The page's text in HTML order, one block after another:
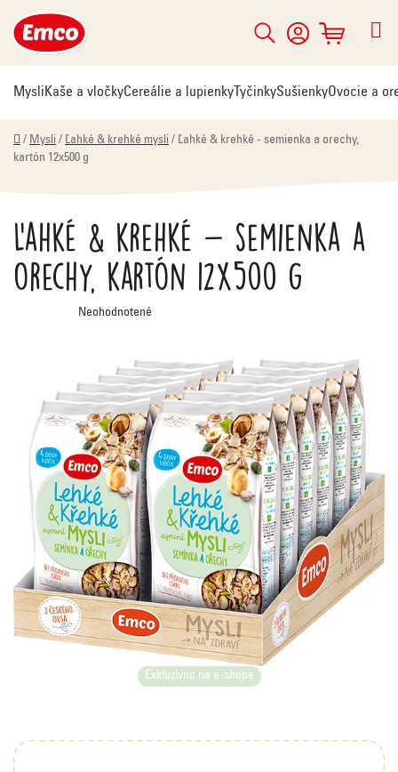
na
obsah
Hľadať
NÁKUPNÝ
KOŠÍK
MysliKaše a vločkyCereálie a lupienky TyčinkySušienkyOvocie a
Domov
/ Mysli / Ľahké & krehké mysli / Ľahké & krehké - semienka a orechy,
kartón 12x500 g
Ľahké & krehké - semienka a
orechy, kartón 12x500 g
Priemerné
hodnotenie
hviezdičiek.
Neohodnotené
Exkluzívne na e-shope